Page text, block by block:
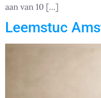
aan van 10 […]
Leemstuc